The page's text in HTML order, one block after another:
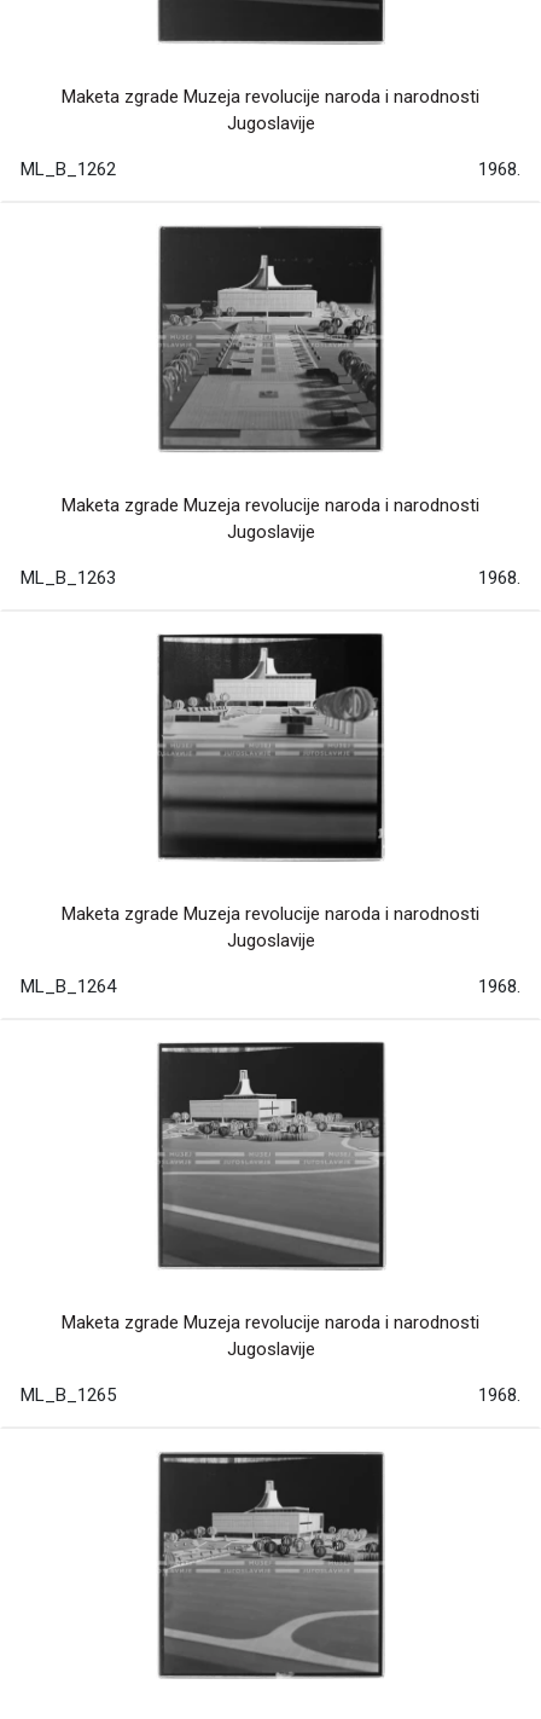
Maketa zgrade Muzeja revolucije naroda i narodnosti
Jugoslavije
ML_B_1262 1968.
Maketa zgrade Muzeja revolucije naroda i narodnosti
Jugoslavije
ML_B_1263 1968.
Maketa zgrade Muzeja revolucije naroda i narodnosti
Jugoslavije
ML_B_1264 1968.
Maketa zgrade Muzeja revolucije naroda i narodnosti
Jugoslavije
ML_B_1265 1968.